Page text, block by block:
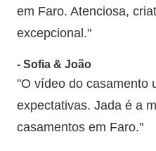
em Faro. Atenciosa,
excepcional."
- Sofia & João
"O vídeo do casamento
expectativas. Jada é a
casamentos em Faro."